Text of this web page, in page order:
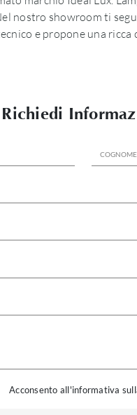
nostro showroom ti
e propone una ricca
Richiedi
Acconsento all'informativa